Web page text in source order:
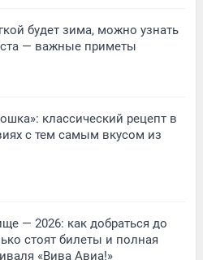
будет зима, можно узнать
— важные приметы
классический рецепт в
с тем самым вкусом из
— 2026: как добраться до
стоят билеты и полная
«Вива Авиа!»